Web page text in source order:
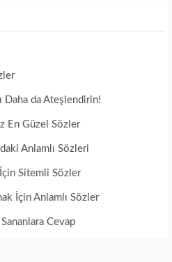
Daha da Ateşlendirin!
En Güzel Sözler
Anlamlı Sözleri
Sitemli Sözler
İçin Anlamlı Sözler
Cevap